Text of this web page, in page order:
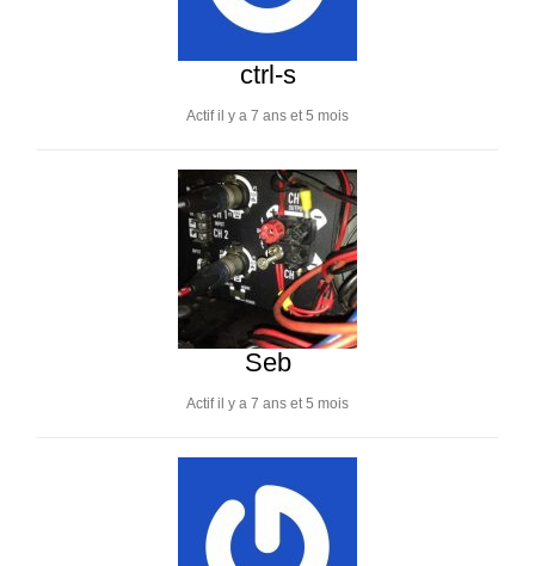
ctrl-s
Actif il y a 7 ans et 5 mois
Seb
Actif il y a 7 ans et 5 mois